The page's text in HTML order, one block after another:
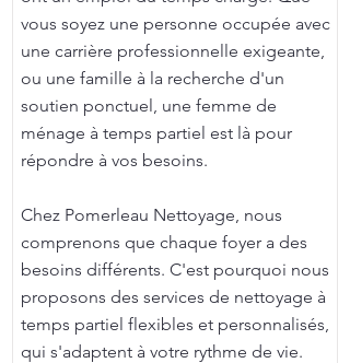
vous soyez une personne occupée avec
une carrière professionnelle exigeante,
ou une famille à la recherche d'un
soutien ponctuel, une femme de
ménage à temps partiel est là pour
répondre à vos besoins.
Chez Pomerleau Nettoyage, nous
comprenons que chaque foyer a des
besoins différents. C'est pourquoi nous
proposons des services de nettoyage à
temps partiel flexibles et personnalisés,
qui s'adaptent à votre rythme de vie.